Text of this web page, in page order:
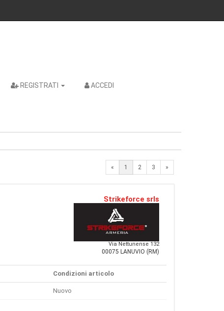
REGISTRATI ACCEDI
« 1 2 3 »
Strikeforce srls
Via Nettunense 132
00075 LANUVIO (RM)
Condizioni articolo
Nuovo